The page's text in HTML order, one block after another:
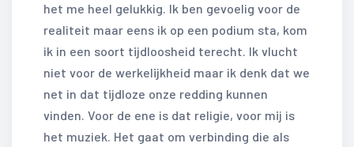
het me heel gelukkig. Ik ben gevoelig voor de
realiteit maar eens ik op een podium sta, kom
ik in een soort tijdloosheid terecht. Ik vlucht
niet voor de werkelijkheid maar ik denk dat we
net in dat tijdloze onze redding kunnen
vinden. Voor de ene is dat religie, voor mij is
het muziek. Het gaat om verbinding die als